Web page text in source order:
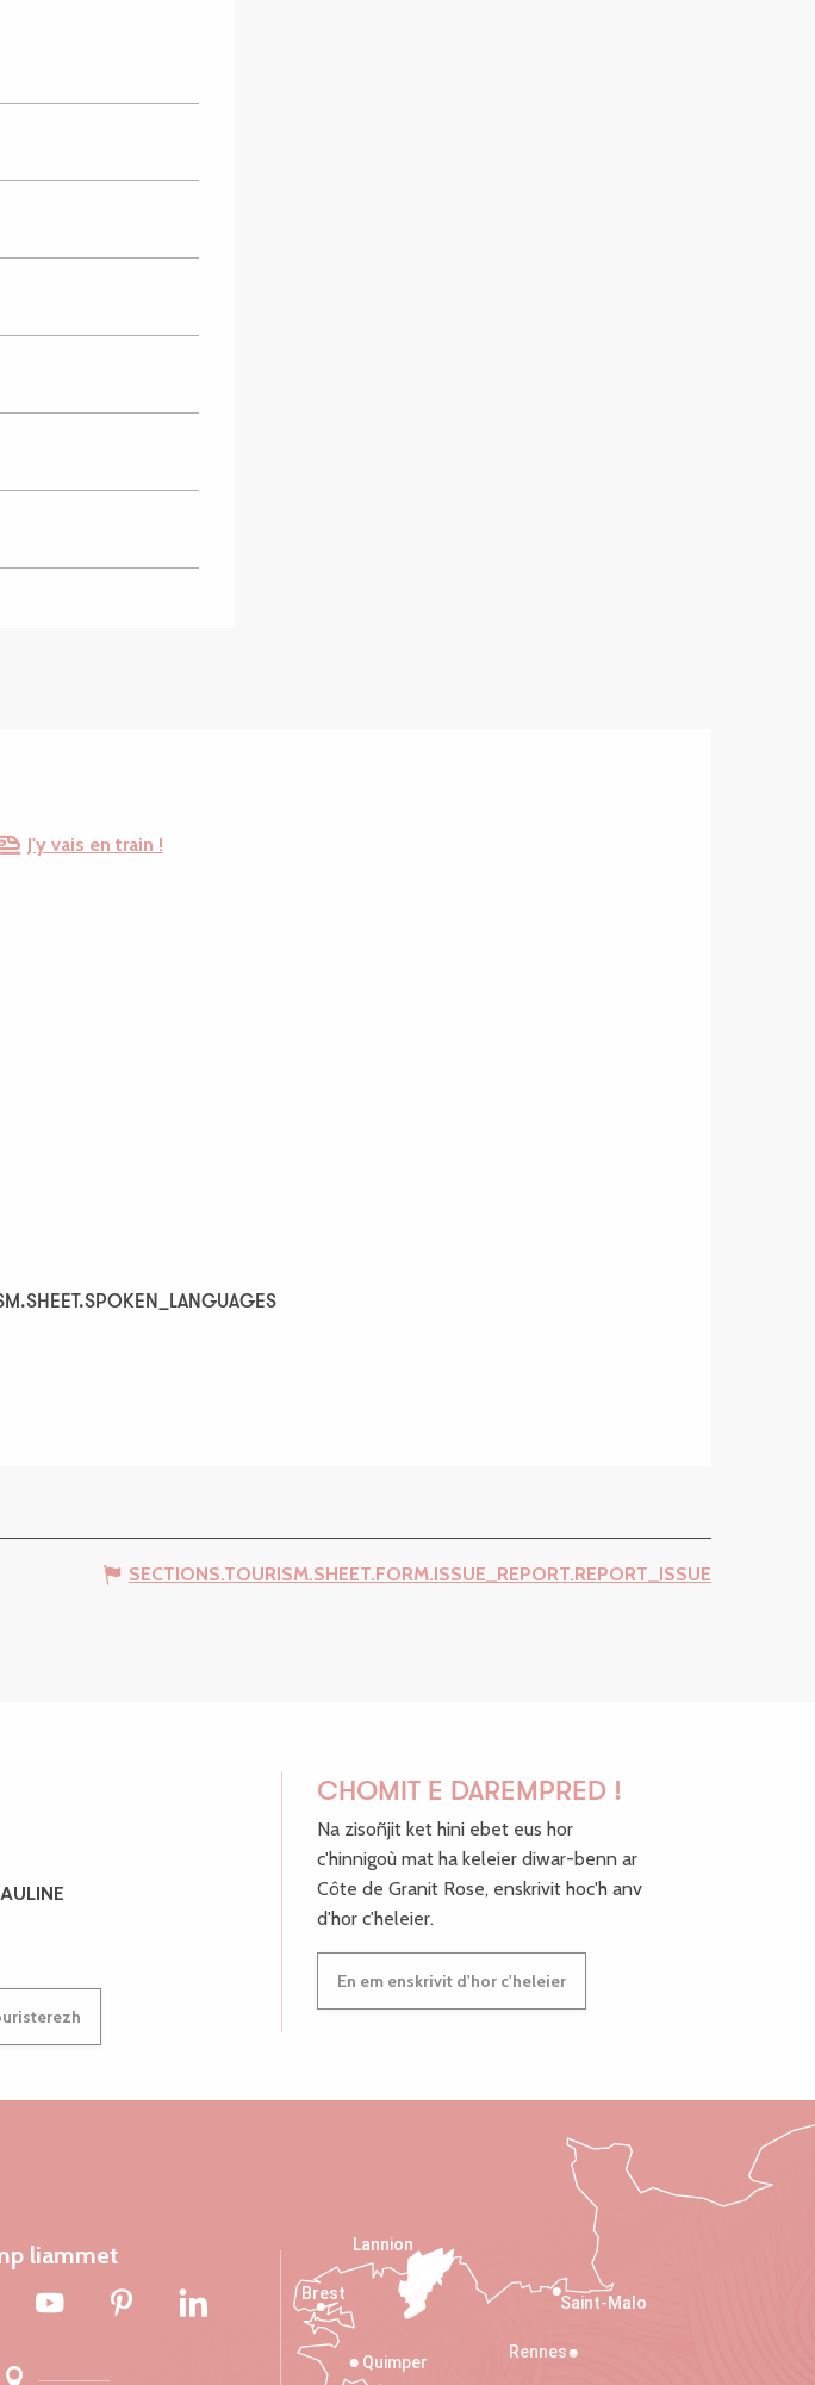
J'y vais en train !
SECTIONS.TOURISM.SHEET.FORM.ISSUE_REPORT.REPORT_ISSUE
CHOMIT E DAREMPRED !
Na zisoñjit ket hini ebet eus hor
c'hinnigoù mat ha keleier diwar-benn ar
Côte de Granit Rose, enskrivit hoc'h anv
d'hor c'heleier.
En em enskrivit d'hor c'heleier
liammet
Saint-Malo
Rennes
Quimper
Lannion
Brest